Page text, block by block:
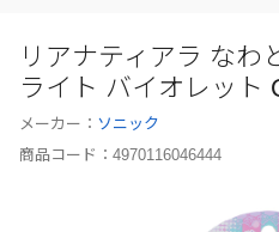
リアナティアラ なわ
ライト バイオレット
メーカー： ソニック
商品コード： 4970116046444